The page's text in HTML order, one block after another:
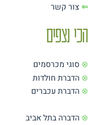
⇐ צור קשר
הכי נצפים
⊗ סוגי מכרסמים
⊗ הדברת חולדות
⊗ הדברת עכברים
⊗ הדברה בתל אביב